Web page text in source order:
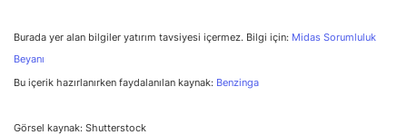
Burada yer alan bilgiler yatırım tavsiyesi içermez. Bilgi için: Midas Sorumluluk
Beyanı
Bu içerik hazırlanırken faydalanılan kaynak: Benzinga
Görsel kaynak: Shutterstock